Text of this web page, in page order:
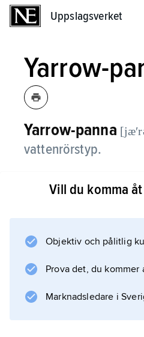
Uppslagsverket
Yarrow-
Yarrow-panna
vattenrörstyp.
Alfred Fernandez Yarrow
Vill du komma
Objektiv och pålitlig
Prova det, du kommer
Marknadsledare i